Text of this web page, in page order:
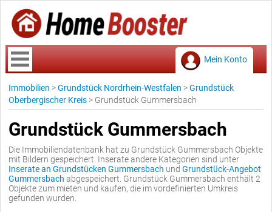
Mein Konto
Immobilien >Grundstück Nordrhein-Westfalen >Grundstück
Oberbergischer Kreis > Grundstück Gummersbach
Grundstück Gummersbach
Die Immobiliendatenbank hat zu Grundstück Gummersbach Objekte
mit Bildern gespeichert. Inserate andere Kategorien sind unter
Inserate an Grundstücken Gummersbach und Grundstück-Angebot
Gummersbach abgespeichert. Grundstück Gummersbach enthält 2
Objekte zum mieten und kaufen, die im vordefinierten Umkreis
gefunden wurden.